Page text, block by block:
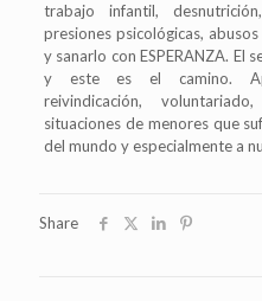
trabajo infantil,
presiones psicológicas,
y sanarlo con ESPERANZA. El
y este es el camino.
reivindicación,
situaciones de menores que
del mundo y especialmente a
Share